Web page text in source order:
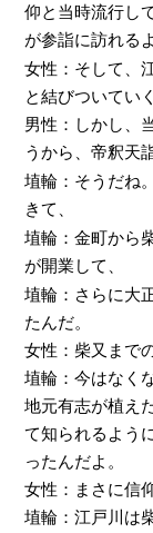
仰と当時流行し
が参詣に訪れる
女性：そして、
と結びついてい
男性：しかし、
うから、帝釈天
埴輪：そうだね
きて、
埴輪：金町から
が開業して、
埴輪：さらに大
たんだ。
女性：柴又まで
埴輪：今はなく
地元有志が植え
て知られるよう
ったんだよ。
女性：まさに信
埴輪：江戸川は